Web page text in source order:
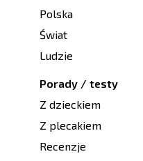
Polska
Świat
Ludzie
Porady / testy
Z dzieckiem
Z plecakiem
Recenzje